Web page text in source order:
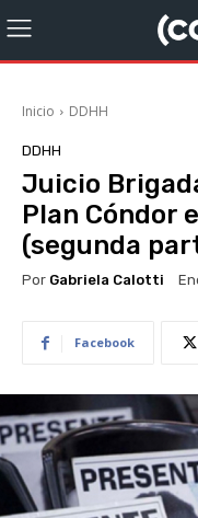
Inicio DDHH
DDHH
Juicio
Plan Cóndor
(segunda
Por Gabriela Calotti
Facebook